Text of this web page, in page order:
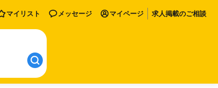
マイリスト メッセージ マイページ 求人掲載のご相談